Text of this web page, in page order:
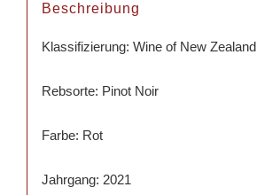
Beschreibung
Klassifizierung: Wine of New Zealand
Rebsorte: Pinot Noir
Farbe: Rot
Jahrgang: 2021